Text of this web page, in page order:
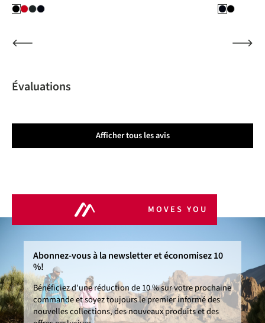
Évaluations
Afficher tous les avis
MOVES YOU
Abonnez-vous à la newsletter et économisez 10
%!
Bénéficiez d'une réduction de 10 % sur votre prochaine
commande et soyez toujours le premier informé des
nouvelles collections, des nouveaux produits et des